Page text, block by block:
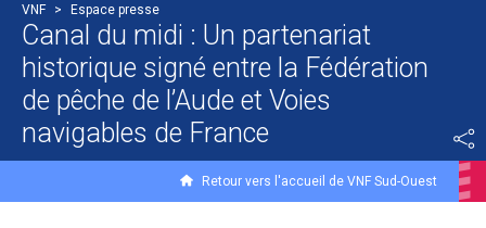
VNF > Espace presse
Canal du midi : Un partenariat
historique signé entre la Fédération
de pêche de l’Aude et Voies
navigables de France
Retour vers l'accueil de VNF Sud-Ouest